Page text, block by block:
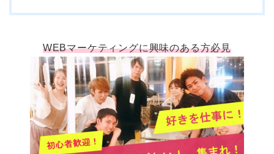
WEBマーケティングに興味のある方必見